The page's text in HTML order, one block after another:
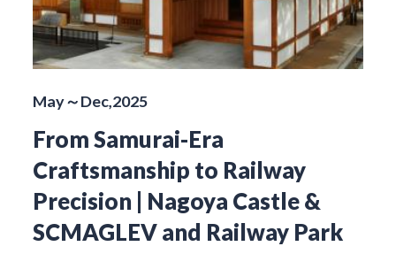
May～Dec,2025
From Samurai-Era
Craftsmanship to Railway
Precision | Nagoya Castle &
SCMAGLEV and Railway Park